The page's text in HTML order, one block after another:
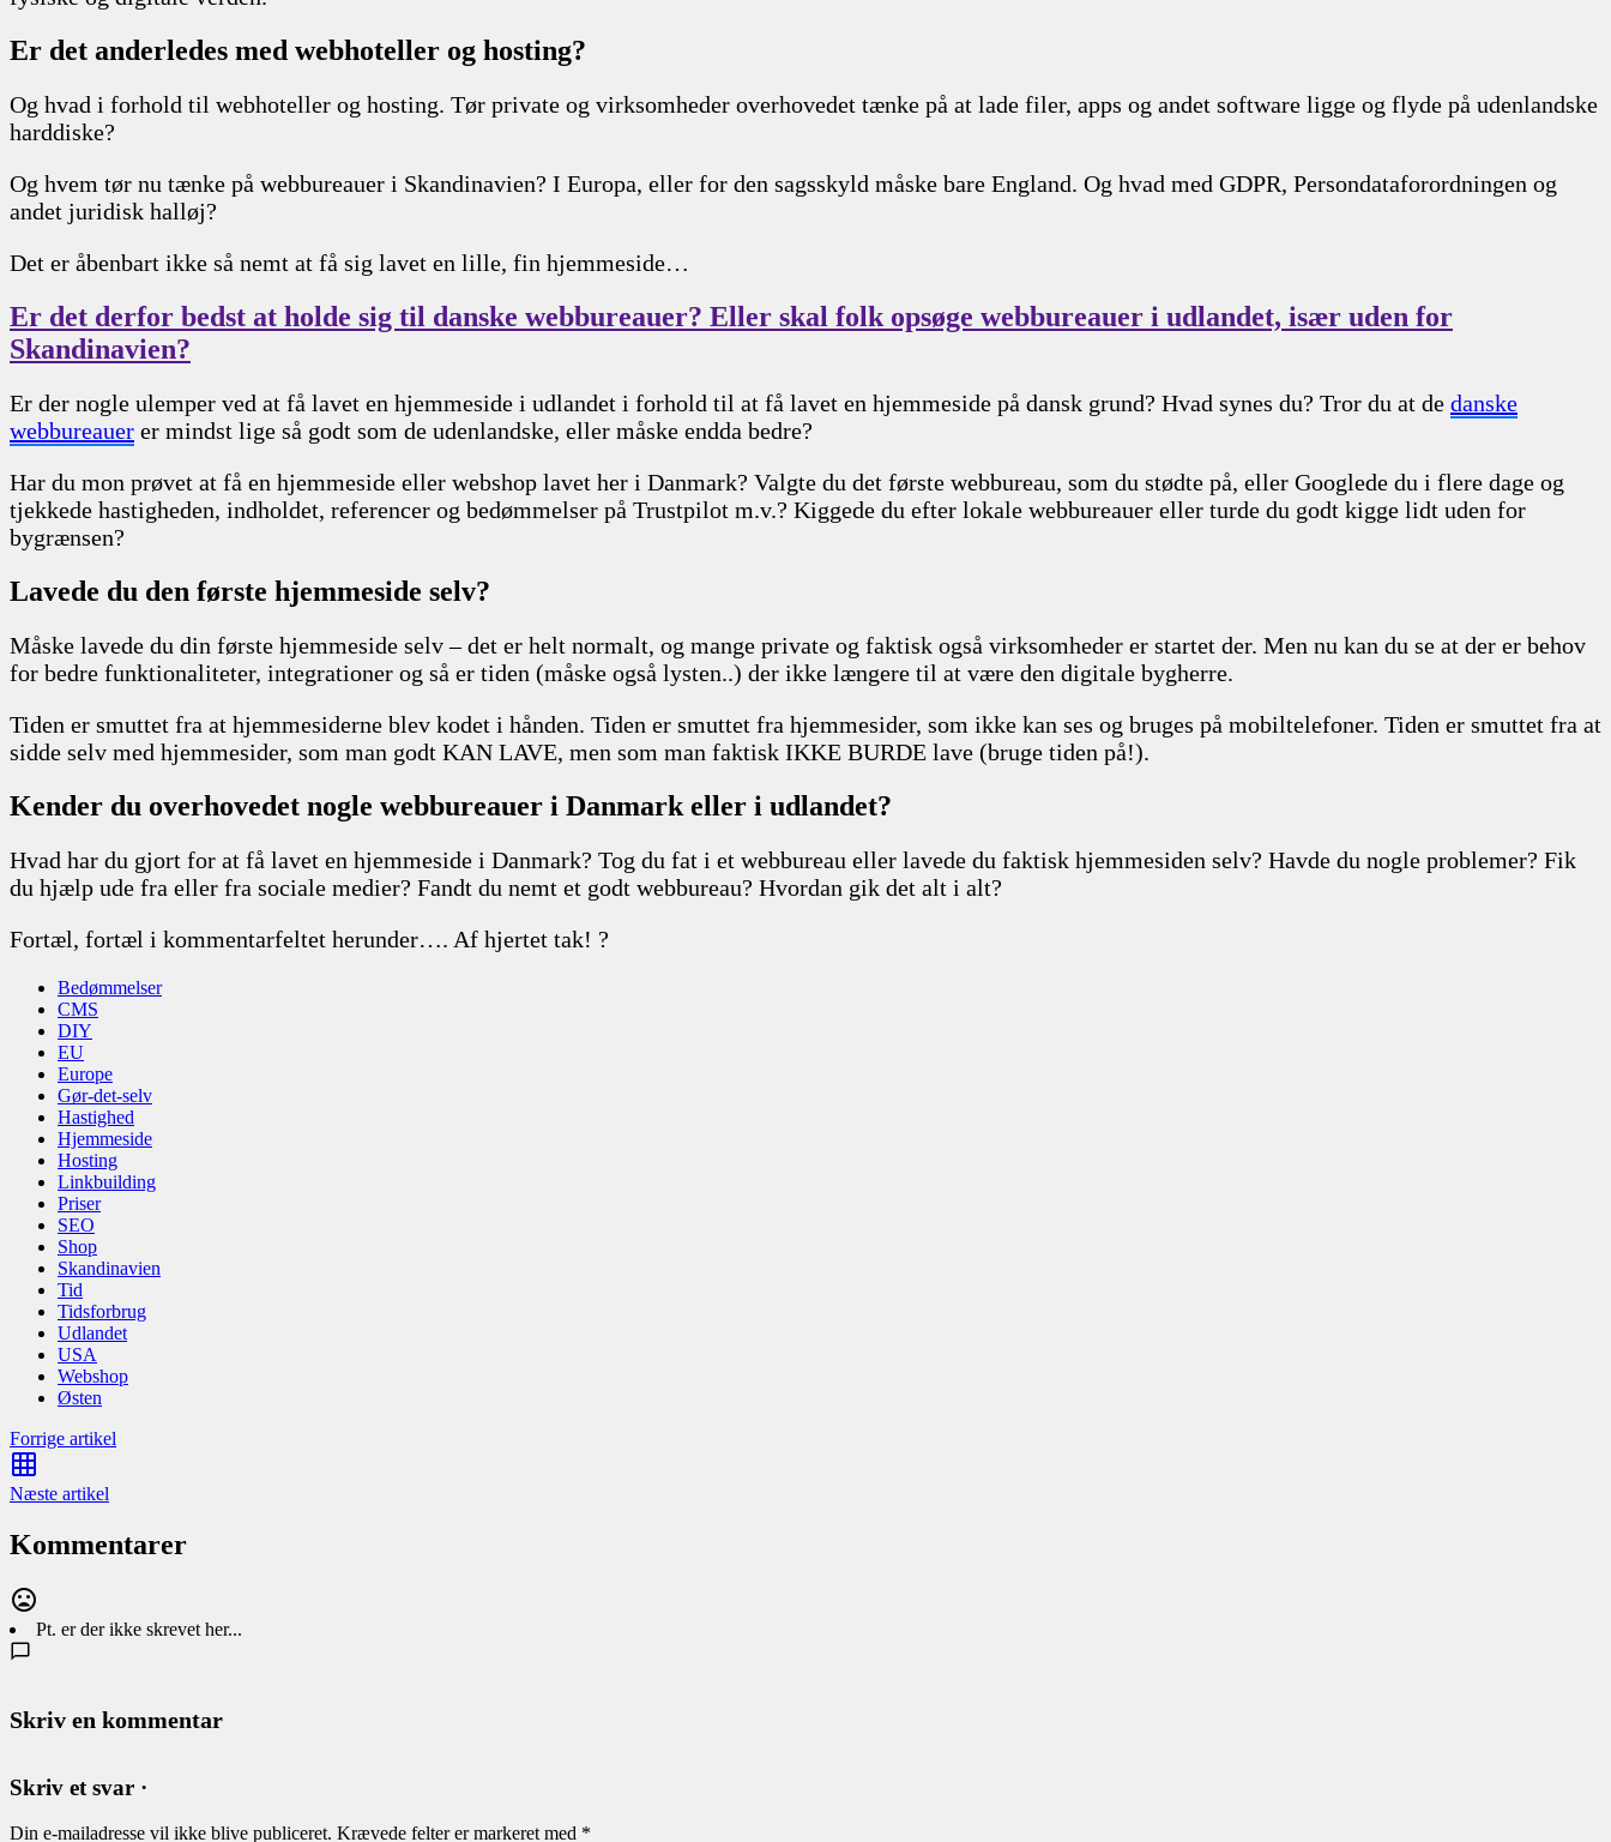
Er det anderledes med webhoteller og hosting?
Og hvad i forhold til webhoteller og hosting. Tør private og virksomheder overhovedet tænke på at lade filer, apps og andet software ligge og flyde på udenlandske
harddiske?
Og hvem tør nu tænke på webbureauer i Skandinavien? I Europa, eller for den sagsskyld måske bare England. Og hvad med GDPR, Persondataforordningen og
andet juridisk halløj?
Det er åbenbart ikke så nemt at få sig lavet en lille, fin hjemmeside…
Er det derfor bedst at holde sig til danske webbureauer? Eller skal folk opsøge webbureauer i udlandet, især uden for
Skandinavien?
Er der nogle ulemper ved at få lavet en hjemmeside i udlandet i forhold til at få lavet en hjemmeside på dansk grund? Hvad synes du? Tror du at de danske
webbureauer er mindst lige så godt som de udenlandske, eller måske endda bedre?
Har du mon prøvet at få en hjemmeside eller webshop lavet her i Danmark? Valgte du det første webbureau, som du stødte på, eller Googlede du i flere dage og
tjekkede hastigheden, indholdet, referencer og bedømmelser på Trustpilot m.v.? Kiggede du efter lokale webbureauer eller turde du godt kigge lidt uden for
bygrænsen?
Lavede du den første hjemmeside selv?
Måske lavede du din første hjemmeside selv – det er helt normalt, og mange private og faktisk også virksomheder er startet der. Men nu kan du se at der er behov
for bedre funktionaliteter, integrationer og så er tiden (måske også lysten..) der ikke længere til at være den digitale bygherre.
Tiden er smuttet fra at hjemmesiderne blev kodet i hånden. Tiden er smuttet fra hjemmesider, som ikke kan ses og bruges på mobiltelefoner. Tiden er smuttet fra at
sidde selv med hjemmesider, som man godt KAN LAVE, men som man faktisk IKKE BURDE lave (bruge tiden på!).
Kender du overhovedet nogle webbureauer i Danmark eller i udlandet?
Hvad har du gjort for at få lavet en hjemmeside i Danmark? Tog du fat i et webbureau eller lavede du faktisk hjemmesiden selv? Havde du nogle problemer? Fik
du hjælp ude fra eller fra sociale medier? Fandt du nemt et godt webbureau? Hvordan gik det alt i alt?
Fortæl, fortæl i kommentarfeltet herunder…. Af hjertet tak! ?
Bedømmelser
CMS
DIY
EU
Europe
Gør-det-selv
Hastighed
Hjemmeside
Hosting
Linkbuilding
Priser
SEO
Shop
Skandinavien
Tid
Tidsforbrug
Udlandet
USA
Webshop
Østen
Forrige artikel
Næste artikel
Kommentarer
Pt. er der ikke skrevet her...
Skriv en kommentar
Skriv et svar ·
Din e-mailadresse vil ikke blive publiceret. Krævede felter er markeret med *